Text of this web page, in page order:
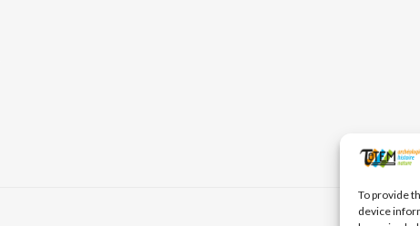
To provide
device